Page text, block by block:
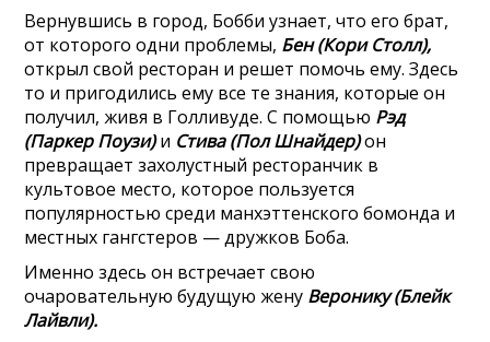
Вернувшись в город, Бобби узнает, что его брат,
от которого одни проблемы, Бен (Кори Столл),
открыл свой ресторан и решет помочь ему. Здесь
то и пригодились ему все те знания, которые он
получил, живя в Голливуде. С помощью Рэд
(Паркер Поузи)и Стива (Пол Шнайдер)он
превращает захолустный ресторанчик в
культовое место, которое пользуется
популярностью среди манхэттенского бомонда и
местных гангстеров — дружков Боба.
Именно здесь он встречает свою
очаровательную будущую жену Веронику (Блейк
Лайвли).